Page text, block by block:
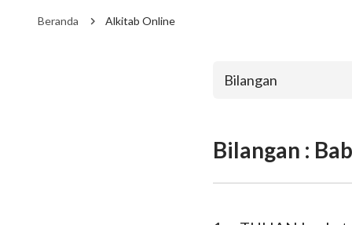
Beranda Alkitab Online
Bilangan
Perjanjian
Bilangan :